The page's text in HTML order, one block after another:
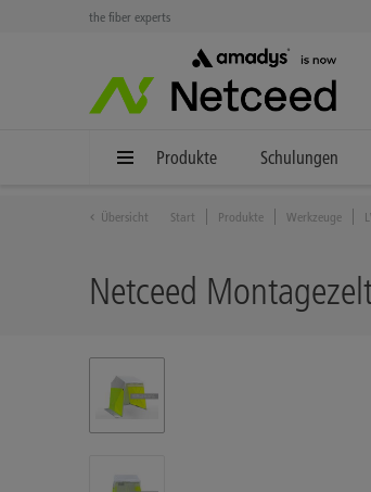
the fiber experts
Produkte Schulungen
Übersicht Start Produkte Werkzeuge
Netceed